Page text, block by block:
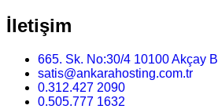
İletişim
665. Sk. No:30/4 10100 Akçay
satis@ankarahosting.com.tr
0.312.427 2090
0.505.777 1632